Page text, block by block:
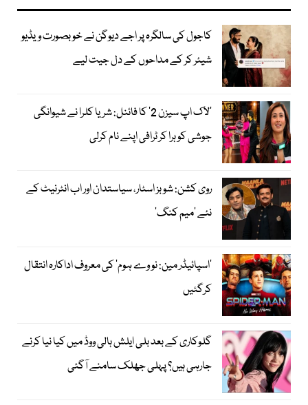
کاجول کی سالگرہ پر اجے دیوگن نے خوبصورت ویڈیو
شیئر کر کے مداحوں کے دل جیت لیے
’لاک اپ سیزن 2‘ کا فائنل: شریا کلرا نے شیوانگی
جوشی کو ہرا کر ٹرافی اپنے نام کرلی
روی کشن: شوبز اسٹار، سیاستدان اور اب انٹرنیٹ کے
نئے ’میم کنگ‘
’اسپائیڈر مین: نو وے ہوم‘ کی معروف اداکارہ انتقال
کرگئیں
گلوکاری کے بعد بلی ایلش ہالی ووڈ میں کیا نیا کرنے
جارہی ہیں؟ پہلی جھلک سامنے آگئی